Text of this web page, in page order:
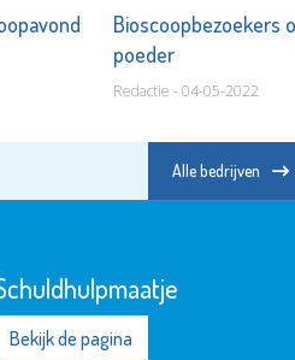
Bioscoopbezoekers
poeder
Redactie - 04-05-2022
Alle bedrijven
Bekijk de pagina